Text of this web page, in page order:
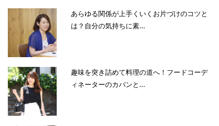
あらゆる関係が上手くいくお片づけのコツと
は？自分の気持ちに素...
趣味を突き詰めて料理の道へ！フードコーデ
ィネーターのカバンと...